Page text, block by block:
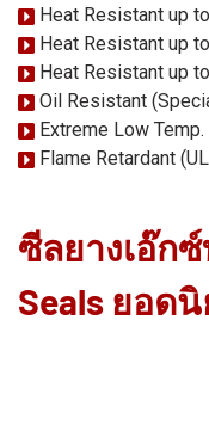
Heat Resistant up
Heat Resistant up
Heat Resistant up
Oil Resistant
Extreme Low Temp.
Flame Retardant
ซีลยางเอ๊ก
Seals ยอด